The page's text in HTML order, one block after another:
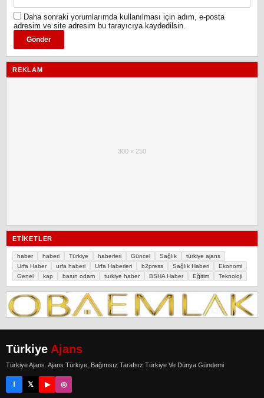
Daha sonraki yorumlarımda kullanılması için adım, e-posta
adresim ve site adresim bu tarayıcıya kaydedilsin.
REKLAM
300 × 250
ETIKETLER
haber haberi Türkiye haberleri Güncel Sağlık
türkiye ajans
Urfa Haber
urfa haberi Urfa Haberleri b2press Sağlık Haberi
Ekonomi
Genel
kap basın odam turkiye haber BSHA Haber Eğitim Teknoloji
Türkiye Ajans
Türkiye Ajans. Ajans Türkiye, Bağımsız Tarafsız Türkiye Ve Dünya Gündemi
f 𝕏 ▶ ◎